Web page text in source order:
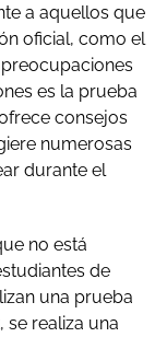
a aquellos que
oficial, como el
preocupaciones
es la prueba
consejos
numerosas
durante el
no está
de
una prueba
se realiza una